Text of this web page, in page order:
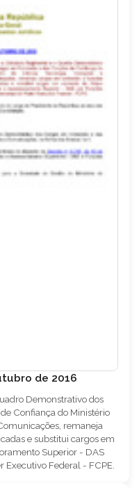
de 2016
Demonstrativo dos
Confiança do Ministério
remaneja
e substitui cargos em
Superior - DAS
Executivo Federal - FCPE.